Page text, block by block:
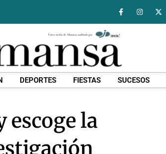
DEPORTES FIESTAS SUCESOS
escoge la